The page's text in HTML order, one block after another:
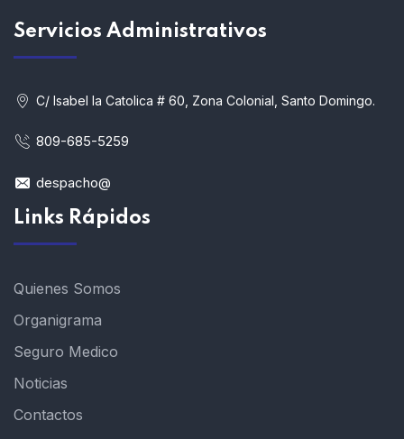
Servicios Administrativos
C/ Isabel la Catolica # 60, Zona Colonial, Santo Domingo.
809-685-5259
despacho@
Links Rápidos
Quienes Somos
Organigrama
Seguro Medico
Noticias
Contactos